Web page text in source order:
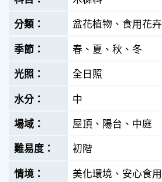
盆花植物、食用花卉
春、夏、秋、冬
全日照
中
屋頂、陽台、中庭
初階
美化環境、安心食用